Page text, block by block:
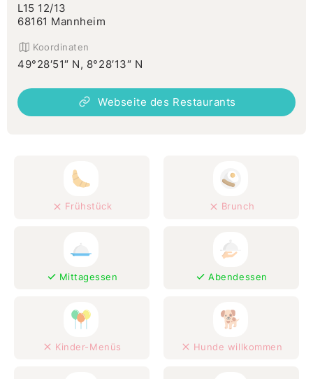
L15 12/13
68161 Mannheim
Koordinaten
49°28′51″ N, 8°28′13″ N
Webseite des Restaurants
Frühstück Brunch
Mittagessen Abendessen
Kinder-Menüs Hunde willkommen